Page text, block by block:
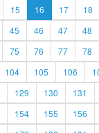
15 16 17 18
45 46 47 48
75 76 77 78
104 105 106
129 130 131
154 155 156